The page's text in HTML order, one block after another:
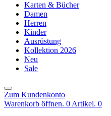
Karten & Bücher
Damen
Herren
Kinder
Ausrüstung
Kollektion 2026
Neu
Sale
Zum Kundenkonto
Warenkorb öffnen. 0 Artikel. 0